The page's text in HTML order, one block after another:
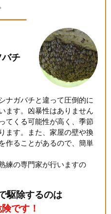
バチ
ナガバチと違って圧倒的に
ます。凶暴性はありません
てくる可能性が高く、季節
ます。また、家屋の壁や換
作ることがあるので、簡単
練の専門家が行いますの
駆除するのは
です！